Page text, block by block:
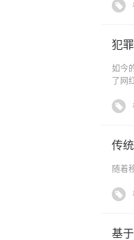
犯
如今
了网
传
随着
基